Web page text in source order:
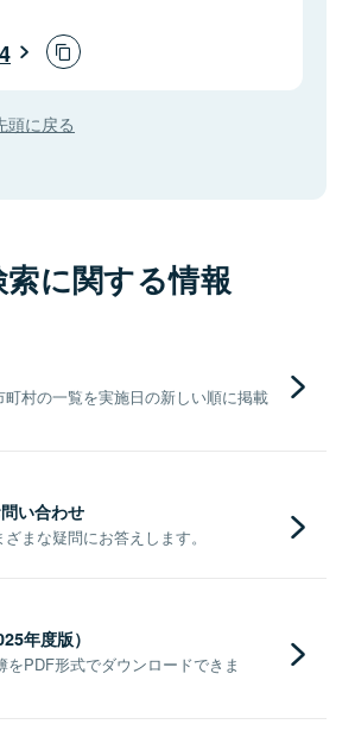
頭に戻る
に関する情報
村の一覧を実施日の新しい順に掲載
い合わせ
まな疑問にお答えします。
年度版）
をPDF形式でダウンロードできま